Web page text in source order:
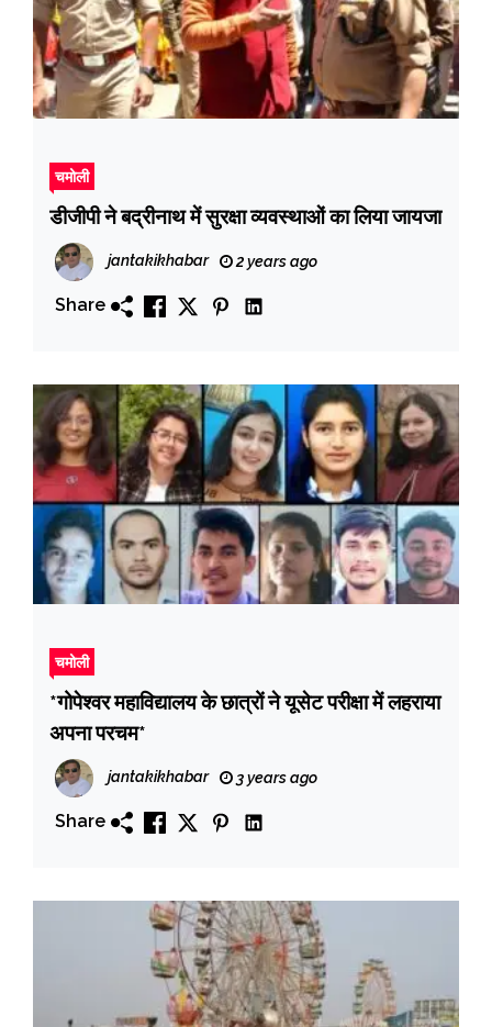
चमोली
डीजीपी ने बद्रीनाथ में सुरक्षा व्यवस्थाओं का लिया जायजा
jantakikhabar 2 years ago
Share
चमोली
*गोपेश्वर महाविद्यालय के छात्रों ने यूसेट परीक्षा में लहराया
अपना परचम*
jantakikhabar 3 years ago
Share